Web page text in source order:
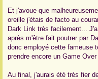
Et j'avoue que
oreille j'étais de facto au
Dark Link très facilement...
après m'être fait poutrer par
donc employé cette fameuse
prendre encore un Game
Au final, j'aurais été très fier